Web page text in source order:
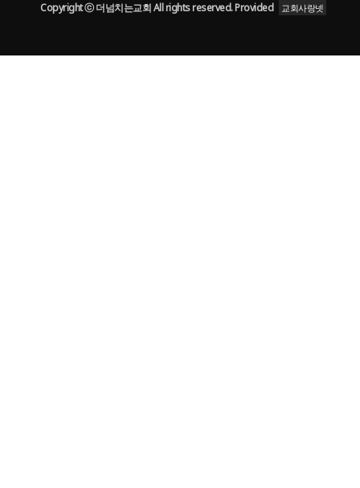
Copyright ⓒ 더넘치는교회 All rights reserved. Provided 교회사랑넷